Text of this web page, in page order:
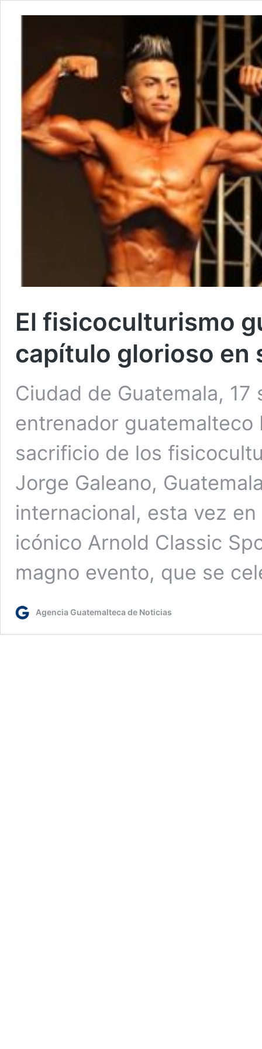
El fisicoculturismo
capítulo glorioso en
Ciudad de Guatemala, 17
entrenador guatemalteco
sacrificio de los
Jorge Galeano,
internacional, esta vez
icónico Arnold Classic
magno evento, que se
Agencia Guatemalteca de Noticias